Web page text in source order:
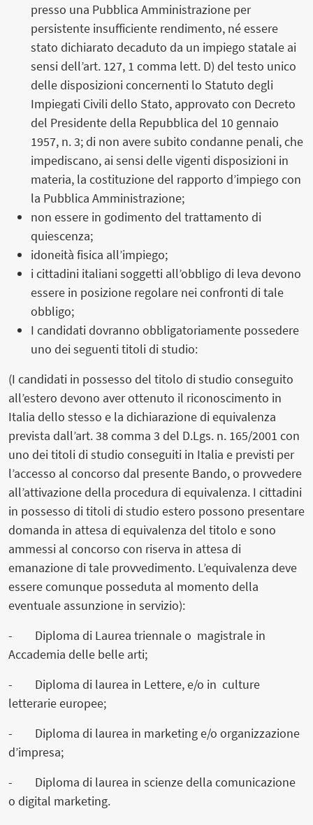
presso una Pubblica Amministrazione per
persistente insufficiente rendimento, né essere
stato dichiarato decaduto da un impiego statale ai
sensi dell’art. 127, 1 comma lett. D) del testo unico
delle disposizioni concernenti lo Statuto degli
Impiegati Civili dello Stato, approvato con Decreto
del Presidente della Repubblica del 10 gennaio
1957, n. 3; di non avere subito condanne penali, che
impediscano, ai sensi delle vigenti disposizioni in
materia, la costituzione del rapporto d’impiego con
la Pubblica Amministrazione;
non essere in godimento del trattamento di
quiescenza;
idoneità fisica all’impiego;
i cittadini italiani soggetti all’obbligo di leva devono
essere in posizione regolare nei confronti di tale
obbligo;
I candidati dovranno obbligatoriamente possedere
uno dei seguenti titoli di studio:
(I candidati in possesso del titolo di studio conseguito
all’estero devono aver ottenuto il riconoscimento in
Italia dello stesso e la dichiarazione di equivalenza
prevista dall’art. 38 comma 3 del D.Lgs. n. 165/2001 con
uno dei titoli di studio conseguiti in Italia e previsti per
l’accesso al concorso dal presente Bando, o provvedere
all’attivazione della procedura di equivalenza. I cittadini
in possesso di titoli di studio estero possono presentare
domanda in attesa di equivalenza del titolo e sono
ammessi al concorso con riserva in attesa di
emanazione di tale provvedimento. L’equivalenza deve
essere comunque posseduta al momento della
eventuale assunzione in servizio):
- Diploma di Laurea triennale o magistrale in
Accademia delle belle arti;
- Diploma di laurea in Lettere, e/o in culture
letterarie europee;
- Diploma di laurea in marketing e/o organizzazione
d’impresa;
- Diploma di laurea in scienze della comunicazione
o digital marketing.